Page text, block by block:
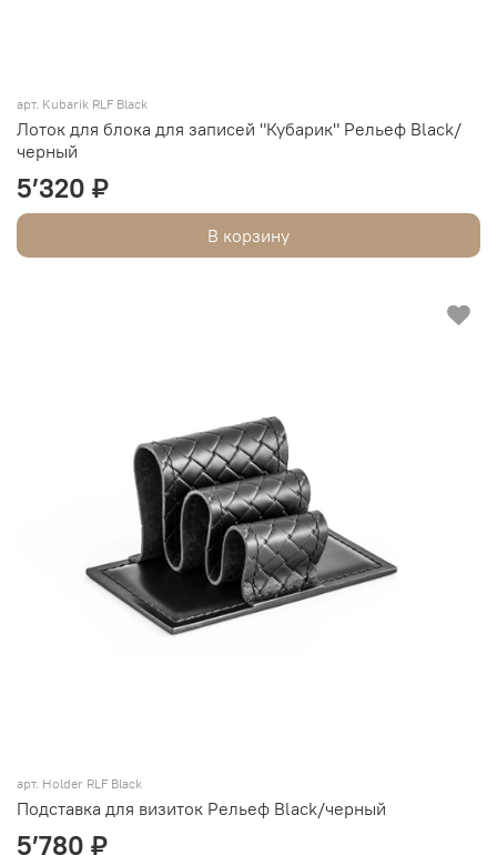
арт. Kubarik RLF Black
Лоток для блока для записей "Кубарик" Рельеф Black/
черный
5’320 ₽
В корзину
арт. Holder RLF Black
Подставка для визиток Рельеф Black/черный
5’780 ₽